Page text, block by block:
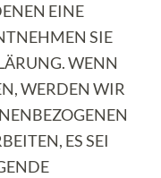
EINE
SIE
WENN
WERDEN WIR
ES SEI